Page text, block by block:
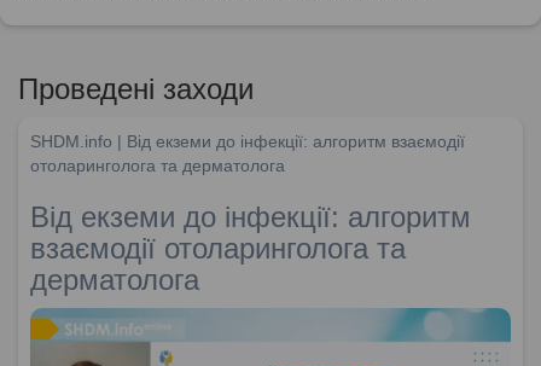
Проведені заходи
SHDM.info | Від екземи до інфекції: алгоритм взаємодії
отоларинголога та дерматолога
Від екземи до інфекції: алгоритм
взаємодії отоларинголога та
дерматолога